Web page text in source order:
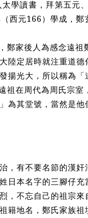
學讀書，拜第五元
西元166）學成，
鄭家後人為感念遠
陸定居時就注重道
揚光大，所以稱為「
祖在周代為周氏宗
為其堂號，當然是
，有不要名節的漢
日本名字的三腳仔
，不忘自己的祖宗
籍地名，鄭氏家族祖